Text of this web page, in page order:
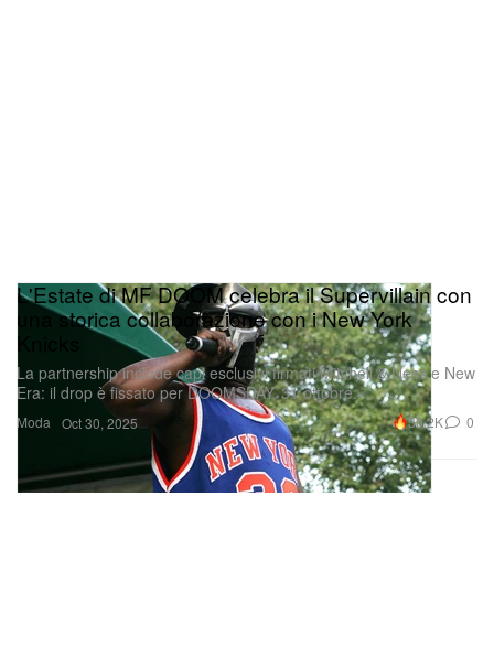
Moda
L'Estate di MF DOOM celebra il Supervillain con
una storica collaborazione con i New York
La partnership include capi esclusivi firmati Mitchell & Ness e New
Era: il drop è fissato per DOOMSDAY, 31 ottobre.
Oct 30, 2025 30.2K 0